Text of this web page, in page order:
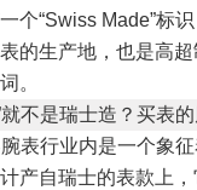
个“Swiss Made”标
的生产地，也是高
。
腕表行业内是一个象
产自瑞士的表款上